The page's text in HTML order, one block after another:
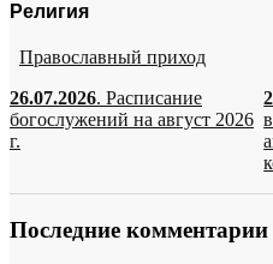
Религия
Православный приход
26.07.2026. Расписание
богослужений на август 2026
г.
Последние комментарии